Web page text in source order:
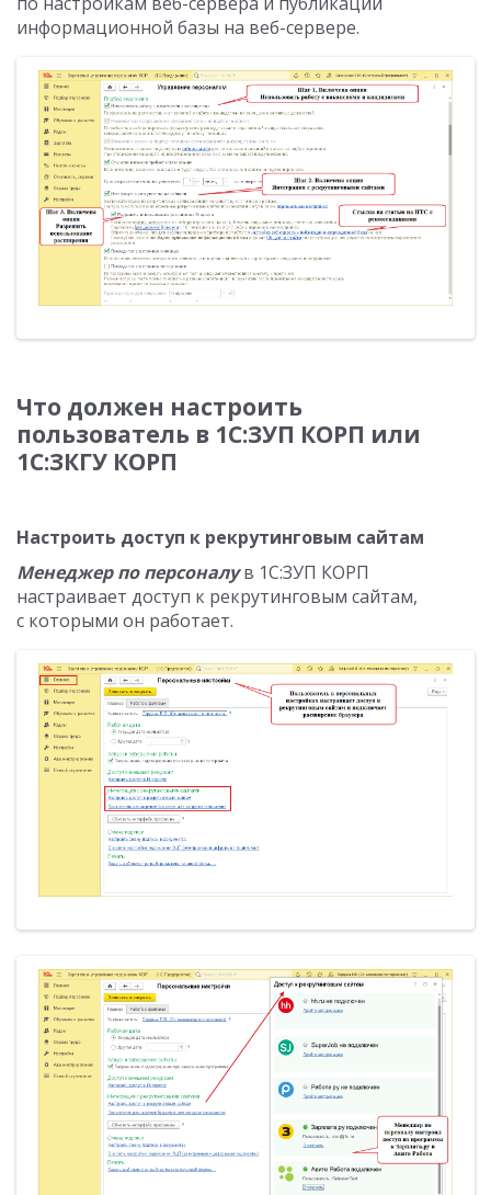
информационной базы на веб-сервере.
Что должен настроить
пользователь в 1С:ЗУП КОРП или
1С:ЗКГУ КОРП
Настроить доступ к рекрутинговым сайтам
Менеджер по персоналув 1С:ЗУП КОРП
настраивает доступ к рекрутинговым сайтам,
с которыми он работает.